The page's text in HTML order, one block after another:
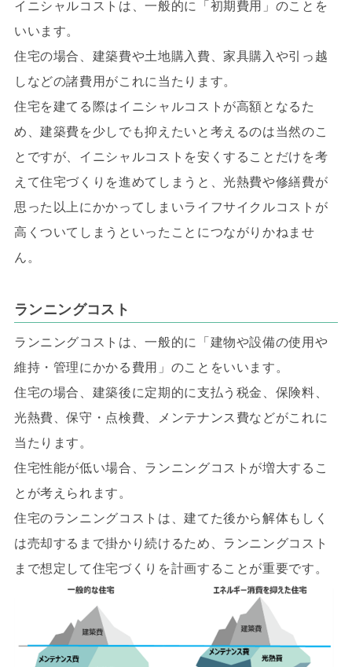
イニシャルコストは、一般的に「初期費用」のことを
いいます。
住宅の場合、建築費や土地購入費、家具購入や引っ越
しなどの諸費用がこれに当たります。
住宅を建てる際はイニシャルコストが高額となるた
め、建築費を少しでも抑えたいと考えるのは当然のこ
とですが、イニシャルコストを安くすることだけを考
えて住宅づくりを進めてしまうと、光熱費や修繕費が
思った以上にかかってしまいライフサイクルコストが
高くついてしまうといったことにつながりかねませ
ん。
ランニングコスト
ランニングコストは、一般的に「建物や設備の使用や
維持・管理にかかる費用」のことをいいます。
住宅の場合、建築後に定期的に支払う税金、保険料、
光熱費、保守・点検費、メンテナンス費などがこれに
当たります。
住宅性能が低い場合、ランニングコストが増大するこ
とが考えられます。
住宅のランニングコストは、建てた後から解体もしく
は売却するまで掛かり続けるため、ランニングコスト
まで想定して住宅づくりを計画することが重要です。